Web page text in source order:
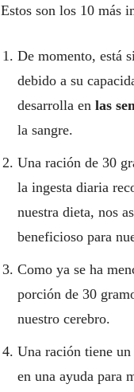
Estos son los 10 más
De momento, está
debido a su
desarrolla en las
la sangre.
Una ración de 30
la ingesta diaria
nuestra dieta, nos
beneficioso para
Como ya se ha
porción de 30
nuestro cerebro.
Una ración tiene
en una ayuda para